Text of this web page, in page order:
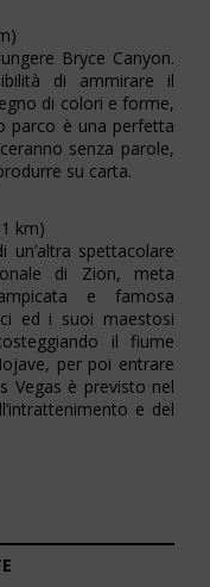
Bryce Canyon.
di ammirare il
di colori e forme,
parco è una perfetta
senza parole,
su carta.
km)
spettacolare
di Zion, meta
e famosa
ed i suoi maestosi
il fiume
per poi entrare
Vegas è previsto nel
e del